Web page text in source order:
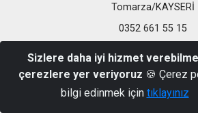
Tomarza/KAYSERİ
0352 661 55 15
Sizlere daha iyi hizmet
çerezlere yer veriyoruz 🍪 Çerez
bilgi edinmek için tıklayınız